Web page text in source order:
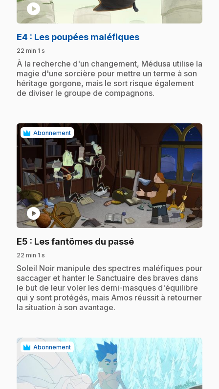
play_circle
E4 : Les poupées maléfiques.
22 min 1 s
.À la recherche d'un changement, Médusa utilise la
magie d'une sorcière pour mettre un terme à son
héritage gorgone, mais le sort risque également
de diviser le groupe de compagnons.
Abonnement
play_circle
E5 : Les fantômes du passé.
22 min 1 s
.Soleil Noir manipule des spectres maléfiques pour
saccager et hanter le Sanctuaire des braves dans
le but de leur voler les demi-masques d'équilibre
qui y sont protégés, mais Amos réussit à retourner
la situation à son avantage.
Abonnement